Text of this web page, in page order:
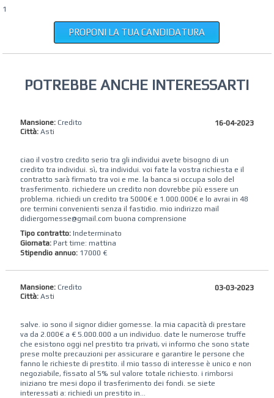
1
PROPONI LA TUA CANDIDATURA
POTREBBE ANCHE INTERESSARTI
Mansione:Credito
Città:Asti
16-04-2023
ciao il vostro credito serio tra gli individui avete bisogno di un
credito tra individui. sì, tra individui. voi fate la vostra richiesta e il
contratto sarà firmato tra voi e me. la banca si occupa solo del
trasferimento. richiedere un credito non dovrebbe più essere un
problema. richiedi un credito tra 5000€ e 1.000.000€ e lo avrai in 48
ore termini convenienti senza il fastidio. mio indirizzo mail
didiergomesse@gmail.com buona comprensione
Tipo contratto:Indeterminato
Giornata: Part time: mattina
Stipendio annuo: 17000 €
Mansione:Credito
Città:Asti
03-03-2023
salve. io sono il signor didier gomesse. la mia capacità di prestare
va da 2.000€ a € 5.000.000 a un individuo. date le numerose truffe
che esistono oggi nel prestito tra privati, vi informo che sono state
prese molte precauzioni per assicurare e garantire le persone che
fanno le richieste di prestito. il mio tasso di interesse è unico e non
negoziabile, fissato al 5% sul valore totale richiesto. i rimborsi
iniziano tre mesi dopo il trasferimento dei fondi. se siete
interessati a: richiedi un prestito in...